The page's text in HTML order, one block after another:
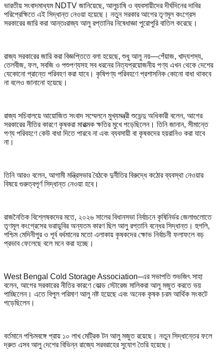
ভারতীয় সংবাদমাধ্যম NDTV জানিয়েছে, আলুচাষি ও ব্যবসায়ীদের দীর্ঘদিনের দাবির
পরিপ্রেক্ষিতে এই সিদ্ধান্ত নেওয়া হয়েছে। নতুন সরকার আগের তৃণমূল কংগ্রেস
সরকারের জারি করা আন্তঃরাজ্য আলু রপ্তানির নিষেধাজ্ঞা পুরোপুরি বাতিল করেছে।
রাজ্য সরকারের জারি করা বিজ্ঞপ্তিতে বলা হয়েছে, শুধু আলু নয়—পেঁয়াজ, খাদ্যশস্য,
তেলবীজ, ফল, সবজি ও পশুপণ্যসহ সব ধরনের নিত্যপ্রয়োজনীয় পণ্য এখন থেকে দেশের
যেকোনো প্রান্তে পরিবহণ করা যাবে। কৃষিপণ্য পরিবহণে প্রশাসনিক কোনো বাধা থাকবে
না বলেও জানানো হয়েছে।
রাজ্য সচিবালয়ে আয়োজিত সংবাদ সম্মেলনে মুখ্যমন্ত্রী শুভেন্দু অধিকারী বলেন, আগের
সরকারের নীতির কারণে কৃষকরা মারাত্মক ক্ষতির মুখে পড়েছিলেন। তিনি জানান, সীমান্তে
পণ্য পরিবহণে কেউ বাধা দিতে পারবে না এবং ব্যবসায়ী বা কৃষকদের হয়রানিও করা যাবে
না।
তিনি আরও বলেন, আগামী মন্ত্রিসভার বৈঠকে দুর্নীতির বিরুদ্ধে কঠোর ব্যবস্থা নেওয়ার
বিষয়ে গুরুত্বপূর্ণ সিদ্ধান্ত নেওয়া হবে।
রাজনৈতিক বিশ্লেষকদের মতে, ২০২৬ সালের বিধানসভা নির্বাচনে কৃষিনির্ভর জেলাগুলোতে
তৃণমূল কংগ্রেসের ভরাডুবির অন্যতম কারণ ছিল আলু রপ্তানি বন্ধের সিদ্ধান্ত। হুগলি,
পশ্চিম মেদিনীপুর ও পূর্ব বর্ধমানের মতো এলাকায় কৃষকদের ক্ষোভ নির্বাচনী ফলাফলে বড়
প্রভাব ফেলেছে বলে মনে করা হচ্ছে।
West Bengal Cold Storage Association–এর সভাপতি শুভজিৎ সাহা
বলেন, আগের সরকারের নীতির কারণে কোল্ড স্টোরেজ মালিকরা আলু মজুত করতে ভয়
পাচ্ছিলেন। এতে বিপুল পরিমাণ আলু নষ্ট হয়েছে এবং অনেক কৃষক চরম আর্থিক সংকটে
পড়েছিলেন।
বর্তমানে পশ্চিমবঙ্গে প্রায় ১০ লাখ মেট্রিক টন আলু মজুত রয়েছে। নতুন সিদ্ধান্তের ফলে
দ্রুত এসব আলু দেশের বিভিন্ন রাজ্যে সরবরাহের সুযোগ তৈরি হয়েছে।